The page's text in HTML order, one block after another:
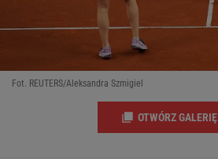
Fot. REUTERS/Aleksandra Szmigiel
OTWÓRZ GALERIĘ